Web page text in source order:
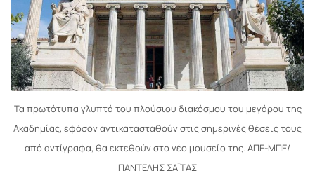
Τα πρωτότυπα γλυπτά του πλούσιου διακόσμου του μεγάρου της
Ακαδημίας, εφόσον αντικατασταθούν στις σημερινές θέσεις τους
από αντίγραφα, θα εκτεθούν στο νέο μουσείο της. ΑΠΕ-ΜΠΕ/
ΠΑΝΤΕΛΗΣ ΣΑΪΤΑΣ